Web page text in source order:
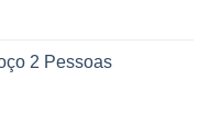
2 Pessoas